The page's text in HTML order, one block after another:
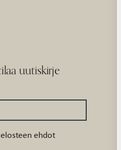
uutiskirje
ehdot